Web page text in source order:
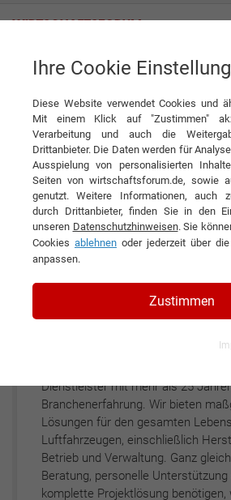
KONTAKT
ARTS Experts
Kurzbeschreibung des
Dienstleister mit mehr als 25
Branchenerfahrung. Wir bieten
Lösungen für den gesamten
Luftfahrzeugen, einschließlich
Betrieb und Verwaltung. Ganz
Beratung, personelle Unterstützung
komplette Projektlösung benötigen,
Ihre Cookie
Diese Website verwendet Cookies und
Mit einem Klick auf "Zustimmen"
Verarbeitung und auch die
Drittanbieter. Die Daten werden für
Ausspielung von personalisierten
Seiten von wirtschaftsforum.de, sowie
genutzt. Weitere Informationen, auch
durch Drittanbieter, finden Sie in den
unseren Datenschutzhinweisen. Sie
Cookies ablehnen oder jederzeit über die
anpassen.
Zustimmen